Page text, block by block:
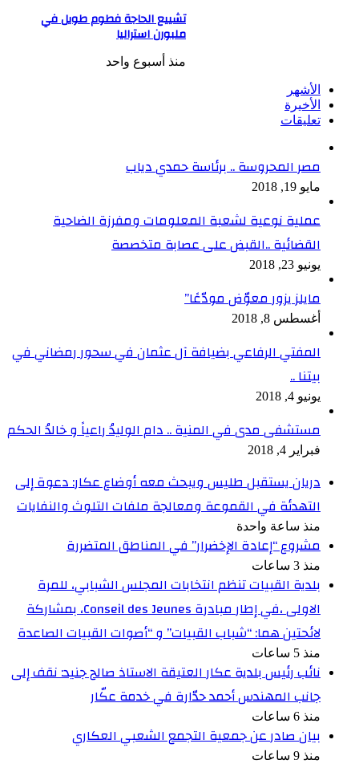
تشييع الحاجة فطوم طويل في
ملبورن استراليا
منذ أسبوع واحد
الأشهر
الأخيرة
تعليقات
مصر المحروسة .. برئاسة حمدي دياب
مايو 19, 2018
عملية نوعية لشعبة المعلومات ومفرزة الضاحية
القضائية ..القبض على عصابة متخصصة
يونيو 23, 2018
مايلز يزور معوّض مودّعًا”
أغسطس 8, 2018
المفتي الرفاعي بضيافة آل عثمان في سحور رمضاني في
بيتنا ..
يونيو 4, 2018
مستشفى مدى في المنية .. دام الوليدُ راعياً و خالدُ الحكم
فبراير 4, 2018
دريان يستقبل طليس ويبحث معه أوضاع عكار: دعوة إلى
التهدئة في القموعة ومعالجة ملفات التلوث والنفايات
منذ ساعة واحدة
مشروع “إعادة الإخضرار” في المناطق المتضررة
منذ 3 ساعات
بلدية القبيات تنظم انتخابات المجلس الشبابي، للمرة
الاولى ،في إطار مبادرة Conseil des Jeunes، بمشاركة
لائحتين هما: “شباب القبيات” و “أصوات القبيات الصاعدة
منذ 5 ساعات
نائب رئيس بلدية عكار العتيقة الاستاذ صالح جنيد: نقف إلى
جانب المهندس أحمد حدّارة في خدمة عكّار
منذ 6 ساعات
بيان صادر عن جمعية التجمع الشعبي العكاري
منذ 9 ساعات